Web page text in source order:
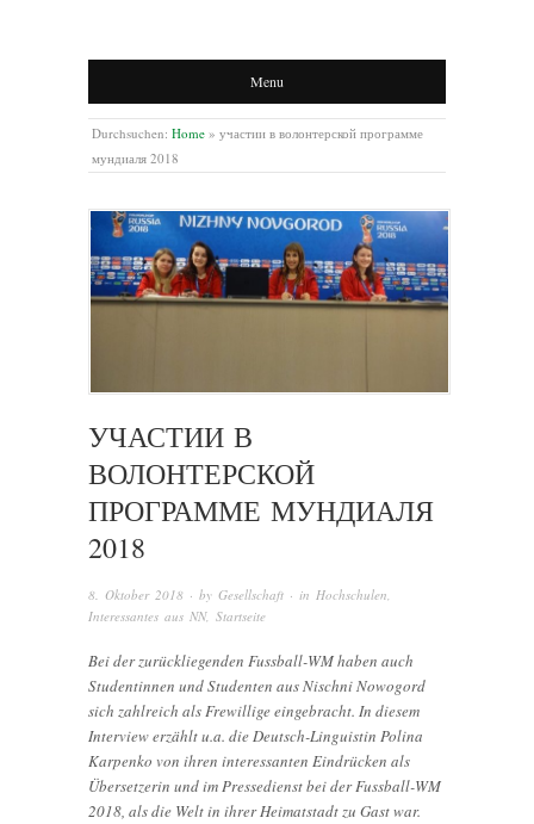
Menu
Durchsuchen: Home » участии в волонтерской программе
мундиаля 2018
УЧАСТИИ В
ВОЛОНТЕРСКОЙ
ПРОГРАММЕ МУНДИАЛЯ
2018
8. Oktober 2018 · by Gesellschaft · in Hochschulen
Interessantes aus NN, Startseite
Bei der zurückliegenden Fussball-WM haben auch
Studentinnen und Studenten aus Nischni Nowogord
sich zahlreich als Frewillige eingebracht. In diesem
Interview erzählt u.a. die Deutsch-Linguistin Polina
Karpenko von ihren interessanten Eindrücken als
Übersetzerin und im Pressedienst bei der Fussball-WM
2018, als die Welt in ihrer Heimatstadt zu Gast war.